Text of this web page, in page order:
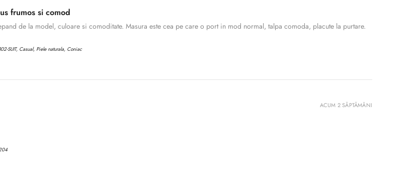
frumos si comod
de la model, culoare si comoditate. Masura este cea pe care o port in mod normal, talpa comoda, placute la purtare.
SUIT, Casual, Piele naturala, Coniac
ACUM 2 SĂPTĂMÂNI
Confirm your age
Are you 18 years old or older?